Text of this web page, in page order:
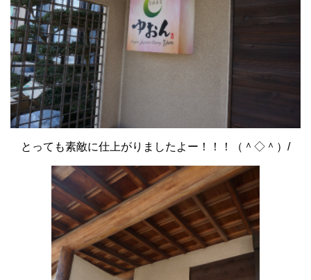
とっても素敵に仕上がりましたよー！！！（＾◇＾）/